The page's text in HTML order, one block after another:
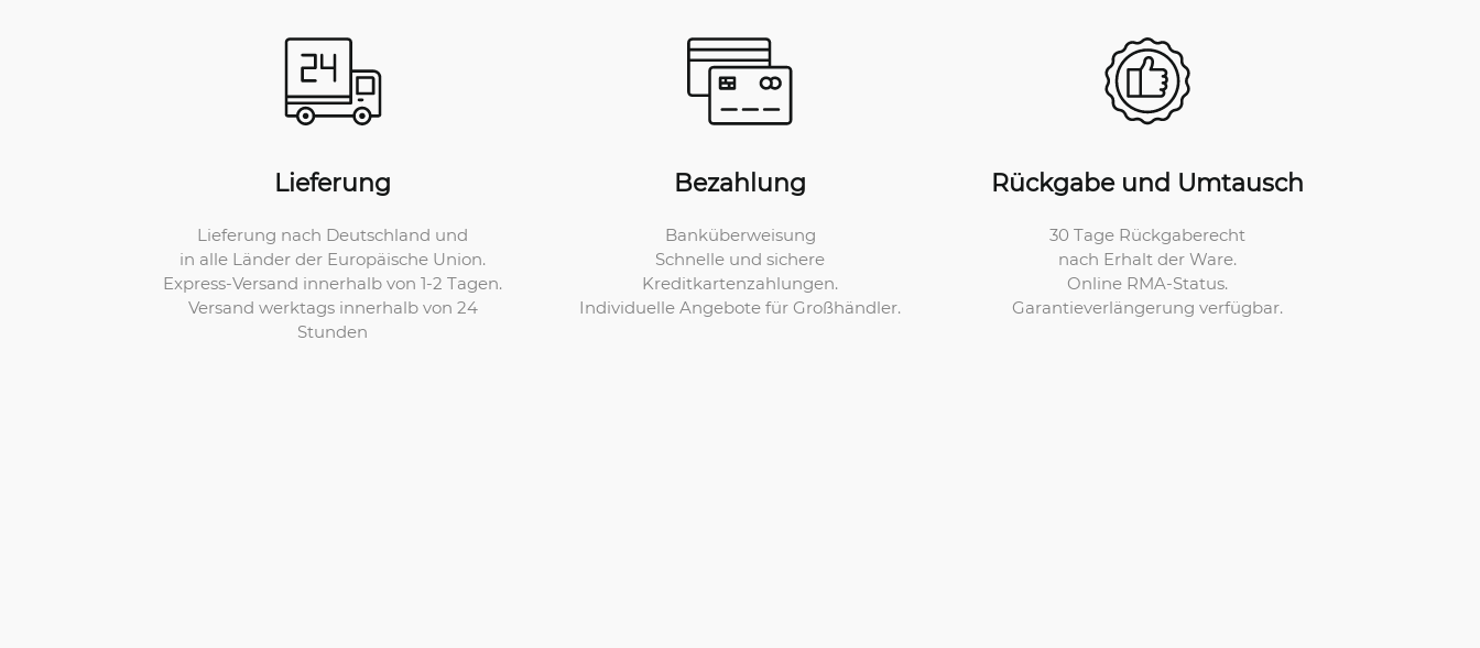
Lieferung
Lieferung nach Deutschland und
in alle Länder der Europäische Union.
Express-Versand innerhalb von 1-2 Tagen.
Versand werktags innerhalb von 24
Stunden
Bezahlung
Banküberweisung
Schnelle und sichere
Kreditkartenzahlungen.
Individuelle Angebote für Großhändler.
Rückgabe und Umtausch
30 Tage Rückgaberecht
nach Erhalt der Ware.
Online RMA-Status.
Garantieverlängerung verfügbar.